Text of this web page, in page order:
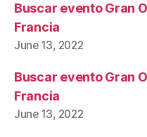
Buscar evento Gran
Francia
June 13, 2022
Buscar evento Gran
Francia
June 13, 2022